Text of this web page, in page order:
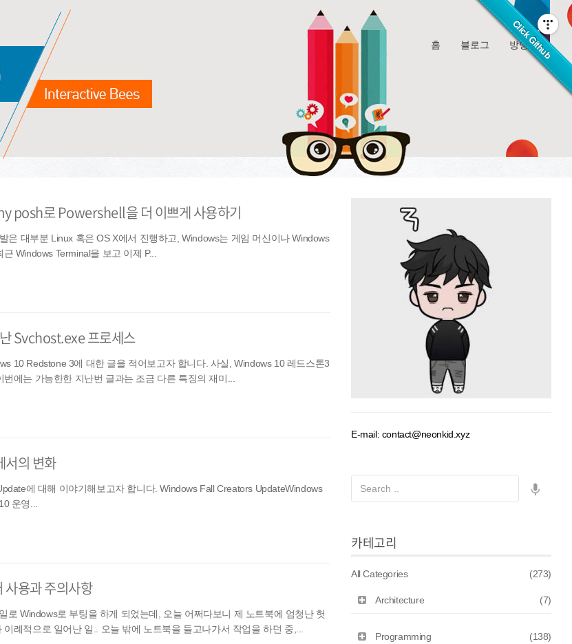
홈 블로그 방명록
로 Powershell을 더 이쁘게 사용하기
은 대부분 Linux 혹은 OS X에서 진행하고, Windows는 게임 머신이나 Windows
Windows Terminal을 보고 이제 P...
Svchost.exe 프로세스
10 Redstone 3에 대한 글을 적어보고자 합니다. 사실, Windows 10 레드스톤3
에는 가능한한 지난번 글과는 조금 다른 특징의 재미...
의 변화
에 대해 이야기해보고자 합니다. Windows Fall Creators UpdateWindows
운영...
용과 주의사항
로 Windows로 부팅을 하게 되었는데, 오늘 어쩌다보니 제 노트북에 엄청난 헛
례적으로 일어난 일.. 오늘 밖에 노트북을 들고나가서 작업을 하던 중,...
E-mail: contact@neonkid.xyz
카테고리
All Categories (273)
Architecture (7)
Programming (138)